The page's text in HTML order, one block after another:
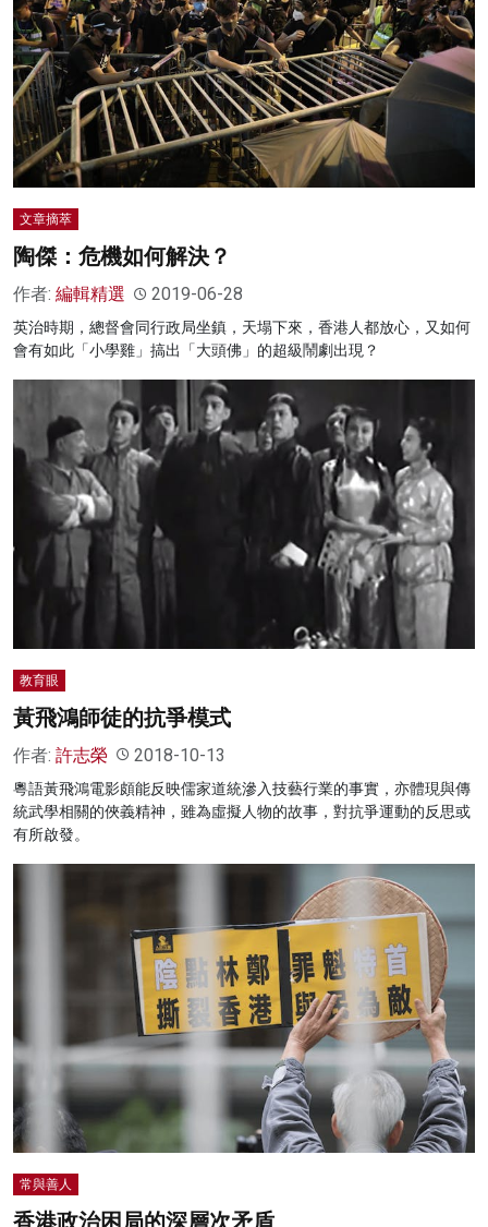
文章摘萃
陶傑：危機如何解決？
作者: 編輯精選 2019-06-28
英治時期，總督會同行政局坐鎮，天塌下來，香港人都放心，又如何
會有如此「小學雞」搞出「大頭佛」的超級鬧劇出現？
教育眼
黃飛鴻師徒的抗爭模式
作者: 許志榮 2018-10-13
粵語黃飛鴻電影頗能反映儒家道統滲入技藝行業的事實，亦體現與傳
統武學相關的俠義精神，雖為虛擬人物的故事，對抗爭運動的反思或
有所啟發。
常與善人
香港政治困局的深層次矛盾